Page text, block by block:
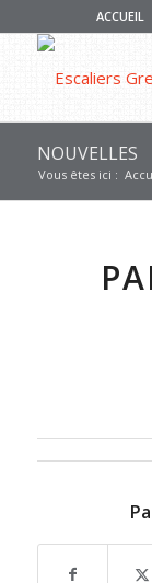
ACCUEIL
NOUVELLES
Vous êtes ici :